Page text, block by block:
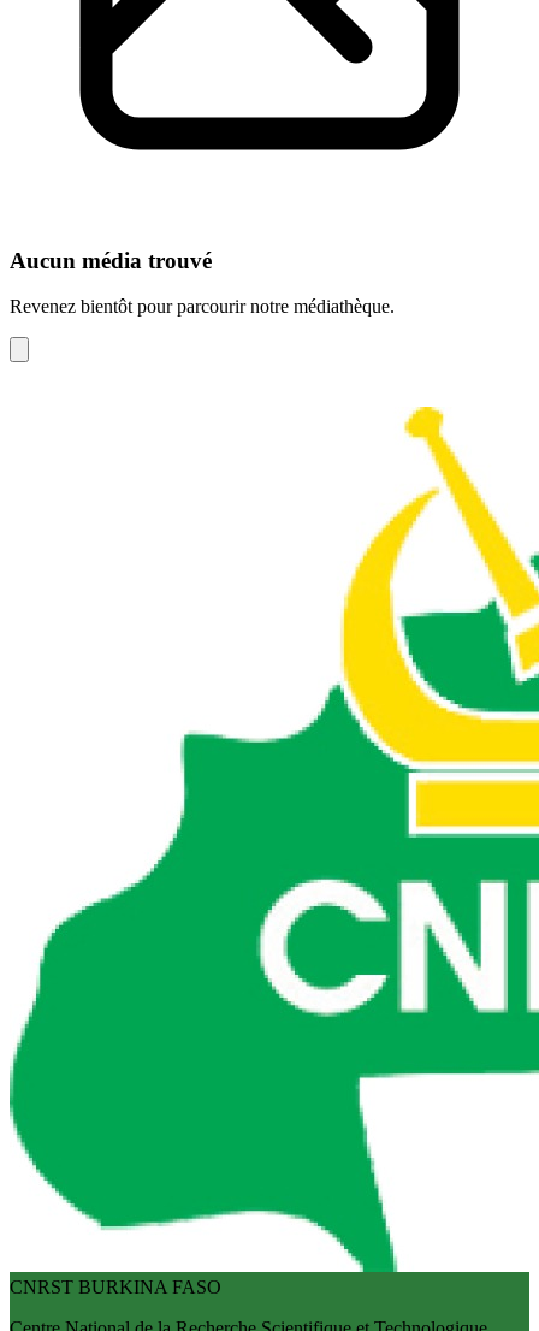
Aucun média trouvé
Revenez bientôt pour parcourir notre médiathèque.
CNRST BURKINA FASO